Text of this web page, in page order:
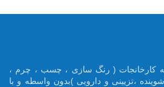
کارخانجات ( رنگ سازی ، چسب ، چرم ،
،تزیینی و دارویی )بدون واسطه و با